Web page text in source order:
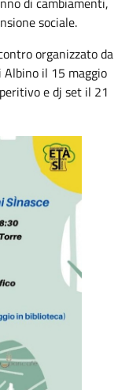
sociale.
organizzato da
il 15 maggio
e dj set il 21